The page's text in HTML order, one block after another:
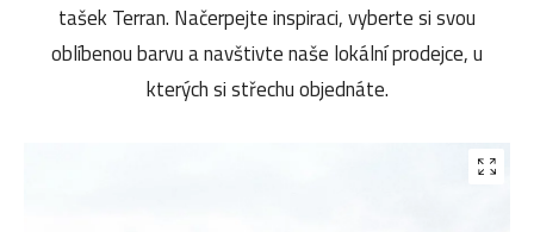
tašek Terran. Načerpejte inspiraci, vyberte si svou
oblíbenou barvu a navštivte naše lokální prodejce, u
kterých si střechu objednáte.